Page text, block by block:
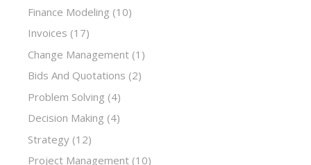
Finance Modeling (10)
Invoices (17)
Change Management (1)
Bids And Quotations (2)
Problem Solving (4)
Decision Making (4)
Strategy (12)
Project Management (10)